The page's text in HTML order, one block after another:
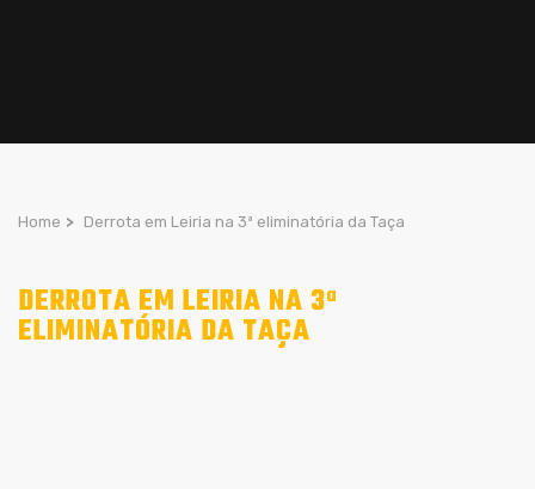
Home > Derrota em Leiria na 3ª eliminatória da Taça
DERROTA EM LEIRIA NA 3ª
ELIMINATÓRIA DA TAÇA